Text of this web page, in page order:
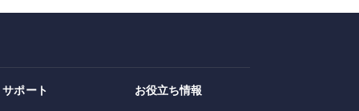
サポート お役立ち情報